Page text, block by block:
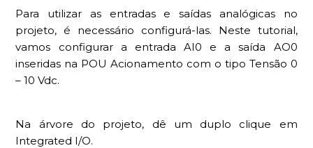
Para utilizar as entradas e saídas analógicas no
projeto, é necessário configurá-las. Neste tutorial,
vamos configurar a entrada AI0 e a saída AO0
inseridas na POU Acionamento com o tipo Tensão 0
– 10 Vdc.
Na árvore do projeto, dê um duplo clique em
Integrated I/O.